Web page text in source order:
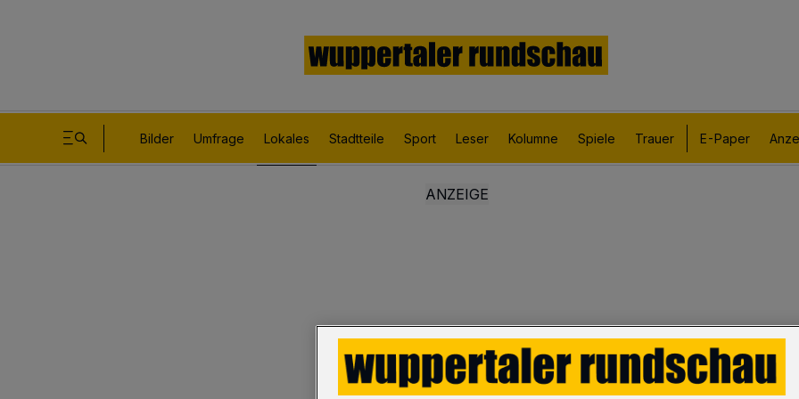
Bilder Umfrage Lokales Stadtteile Sport Leser Kolumne Spiele Trauer E-Paper